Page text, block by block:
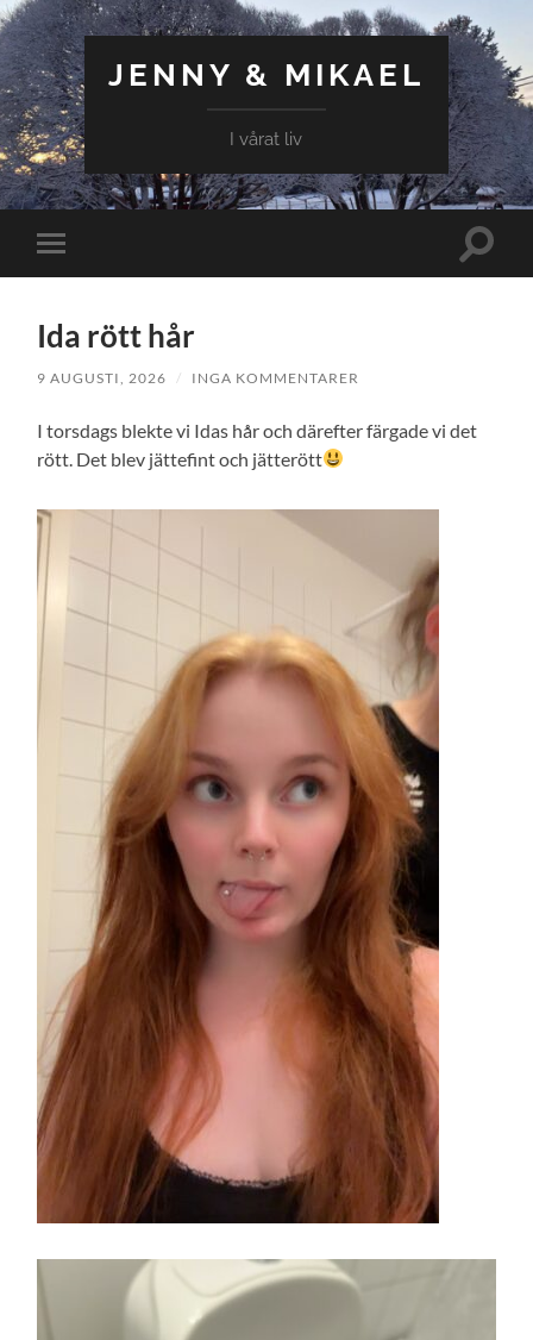
JENNY & MIKAEL
I vårat liv
Slå
på/av
Slå
Ida rött hår
9 AUGUSTI, 2026 / INGA KOMMENTARER
I torsdags blekte vi Idas hår och därefter färgade vi det
rött. Det blev jättefint och jätterött